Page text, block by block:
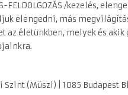
FELDOLGOZÁS /kezelés,
elengedni, más
az életünkben, melyek és
(Müszi) | 1085 Budapest